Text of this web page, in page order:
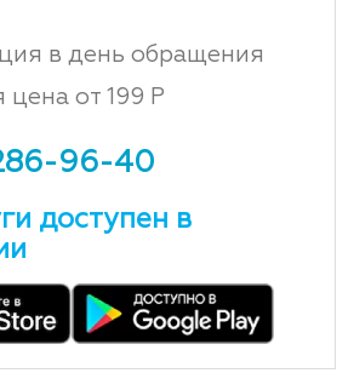
в день обращения
цена от 199 Р
96-40
доступен в